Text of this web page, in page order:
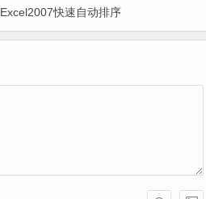
Excel2007快速自动排序